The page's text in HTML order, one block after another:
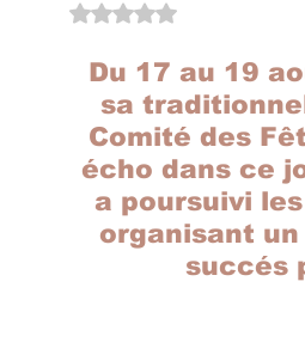
Noté NaN étoiles sur 5.
Du 17 au 19
sa
Comité des
écho dans ce
a poursuivi
organisant
succés